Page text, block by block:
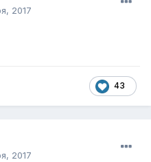
2017
43
2017